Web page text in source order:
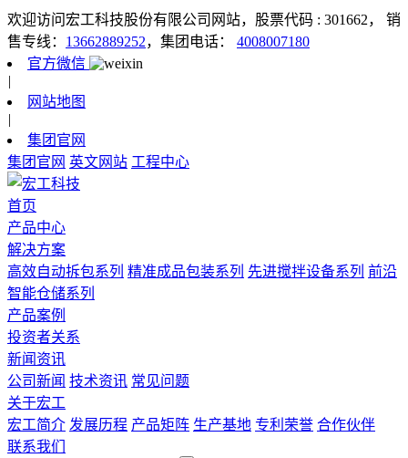
欢迎访问宏工科技股份有限公司网站，股票代码 : 301662，
销
售专线： 13662889252，集团电话： 4008007180
官方微信
|
网站地图
|
集团官网
集团官网 英文网站 工程中心
首页
产品中心
解决方案
高效自动拆包系列 精准成品包装系列 先进搅拌设备系列 前沿
智能仓储系列
产品案例
投资者关系
新闻资讯
公司新闻 技术资讯 常见问题
关于宏工
宏工简介 发展历程 产品矩阵 生产基地 专利荣誉 合作伙伴
联系我们